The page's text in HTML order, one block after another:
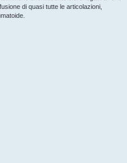
di quasi tutte le articolazioni,